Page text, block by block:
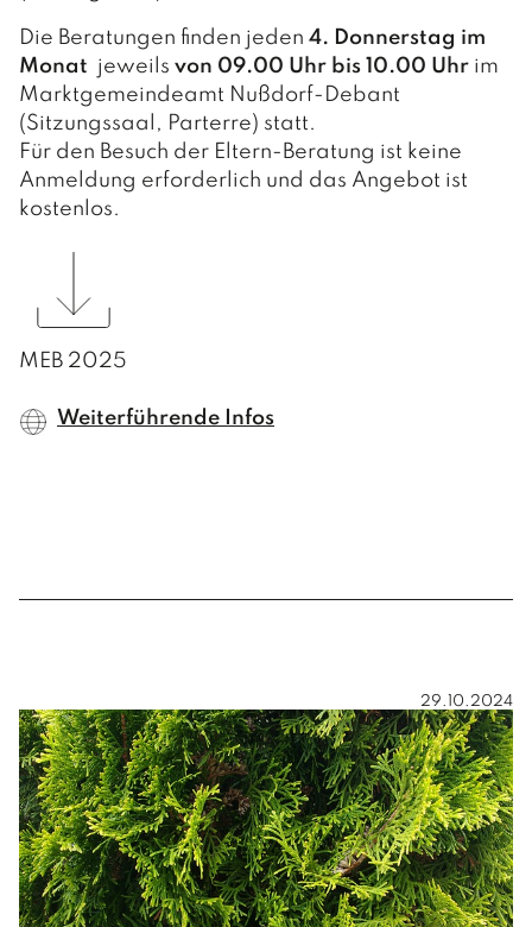
Die Beratungen finden jeden 4. Donnerstag im
Monat jeweils von 09.00 Uhr bis 10.00 Uhr im
Marktgemeindeamt Nußdorf-Debant
(Sitzungssaal, Parterre) statt.
Für den Besuch der Eltern-Beratung ist keine
Anmeldung erforderlich und das Angebot ist
kostenlos.
MEB 2025
Weiterführende Infos
29.10.2024